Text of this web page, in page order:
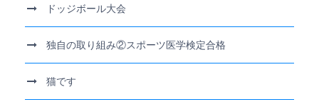
ドッジボール大会
独自の取り組み②スポーツ医学検定合格
猫です